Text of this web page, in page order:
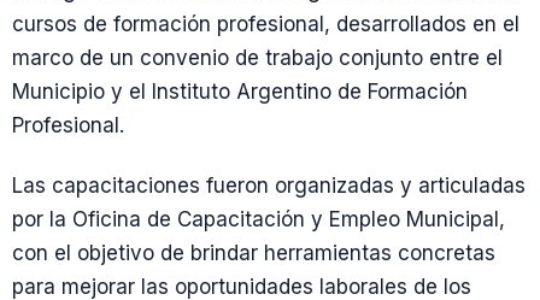
cursos de formación profesional, desarrollados en el
marco de un convenio de trabajo conjunto entre el
Municipio y el Instituto Argentino de Formación
Profesional.
Las capacitaciones fueron organizadas y articuladas
por la Oficina de Capacitación y Empleo Municipal,
con el objetivo de brindar herramientas concretas
para mejorar las oportunidades laborales de los